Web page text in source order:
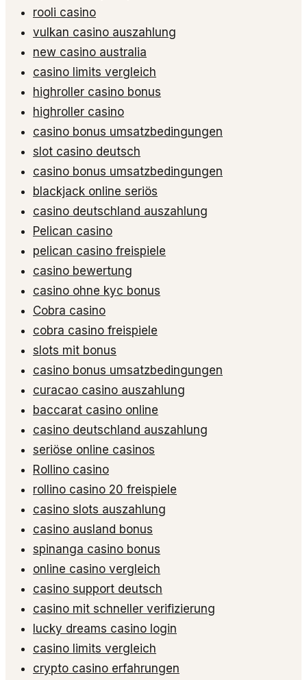
rooli casino
vulkan casino auszahlung
new casino australia
casino limits vergleich
highroller casino bonus
highroller casino
casino bonus umsatzbedingungen
slot casino deutsch
casino bonus umsatzbedingungen
blackjack online seriös
casino deutschland auszahlung
Pelican casino
pelican casino freispiele
casino bewertung
casino ohne kyc bonus
Cobra casino
cobra casino freispiele
slots mit bonus
casino bonus umsatzbedingungen
curacao casino auszahlung
baccarat casino online
casino deutschland auszahlung
seriöse online casinos
Rollino casino
rollino casino 20 freispiele
casino slots auszahlung
casino ausland bonus
spinanga casino bonus
online casino vergleich
casino support deutsch
casino mit schneller verifizierung
lucky dreams casino login
casino limits vergleich
crypto casino erfahrungen